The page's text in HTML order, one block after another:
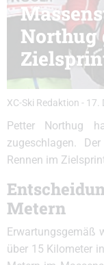
XC-Ski Redaktion - 17.
Petter Northug
zugeschlagen.
Rennen im
Metern
Erwartungsgemäß
über 15 Kilometer